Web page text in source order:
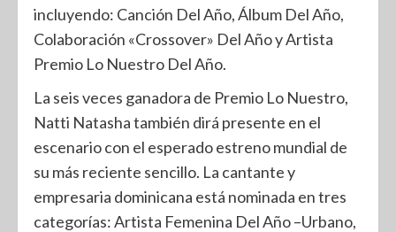
incluyendo: Canción Del Año, Álbum Del Año,
Colaboración «Crossover» Del Año y Artista
Premio Lo Nuestro Del Año.
La seis veces ganadora de Premio Lo Nuestro,
Natti Natasha también dirá presente en el
escenario con el esperado estreno mundial de
su más reciente sencillo. La cantante y
empresaria dominicana está nominada en tres
categorías: Artista Femenina Del Año –Urbano,